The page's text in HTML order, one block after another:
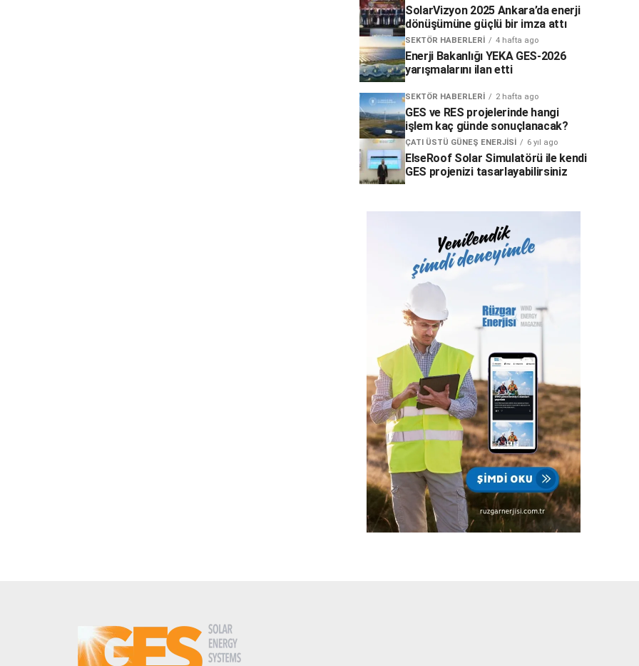
SolarVizyon 2025 Ankara’da enerji
dönüşümüne güçlü bir imza attı
SEKTÖR HABERLERI 4 hafta ago
Enerji Bakanlığı YEKA GES-2026
yarışmalarını ilan etti
SEKTÖR HABERLERI 2 hafta ago
GES ve RES projelerinde hangi
işlem kaç günde sonuçlanacak?
ÇATI ÜSTÜ GÜNEŞ ENERJISI 6 yıl ago
ElseRoof Solar Simulatörü ile kendi
GES projenizi tasarlayabilirsiniz